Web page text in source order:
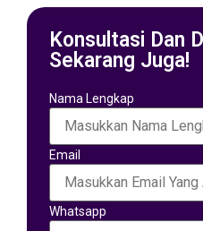
Konsultasi Dan
Sekarang Juga!
Nama Lengkap
Email
Whatsapp